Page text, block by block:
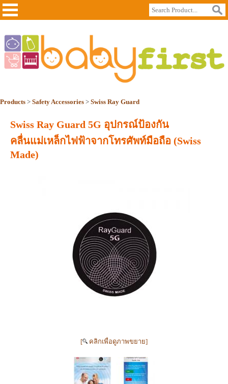
Products > Safety Accessories > Swiss Ray Guard
Swiss Ray Guard 5G อุปกรณ์ป้องกัน
คลื่นแม่เหล็กไฟฟ้าจากโทรศัพท์มือถือ (Swiss
Made)
[ คลิกเพื่อดูภาพขยาย]